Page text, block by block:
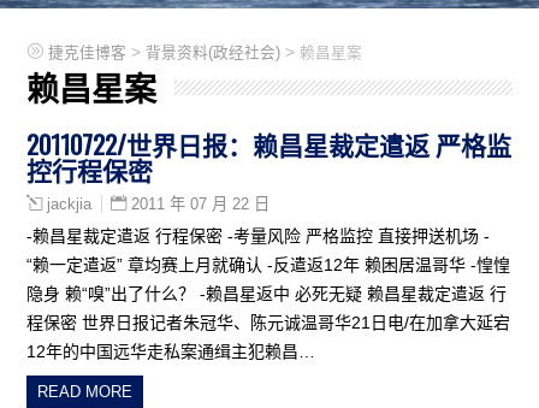
捷克佳博客 > 背景资料(政经社会) > 赖昌星案
赖昌星案
20110722/世界日报：赖昌星裁定遣返 严格监
控行程保密
jackjia 2011 年 07 月 22 日
-赖昌星裁定遣返 行程保密 -考量风险 严格监控 直接押送机场 -
“赖一定遣返” 章均赛上月就确认 -反遣返12年 赖困居温哥华 -惶惶
隐身 赖“嗅”出了什么？ -赖昌星返中 必死无疑 赖昌星裁定遣返 行
程保密 世界日报记者朱冠华、陈元诚温哥华21日电/在加拿大延宕
12年的中国远华走私案通缉主犯赖昌…
READ MORE